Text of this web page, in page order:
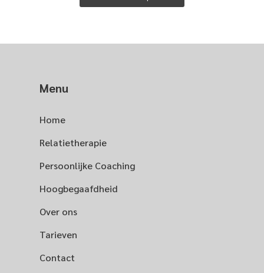
Menu
Home
Relatietherapie
Persoonlijke Coaching
Hoogbegaafdheid
Over ons
Tarieven
Contact